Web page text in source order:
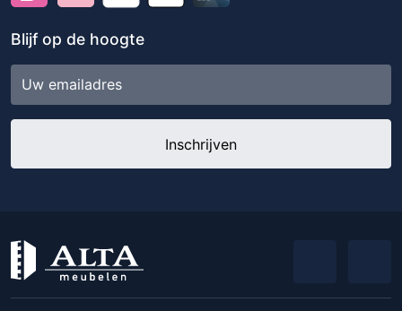
Blijf op de hoogte
mailadres